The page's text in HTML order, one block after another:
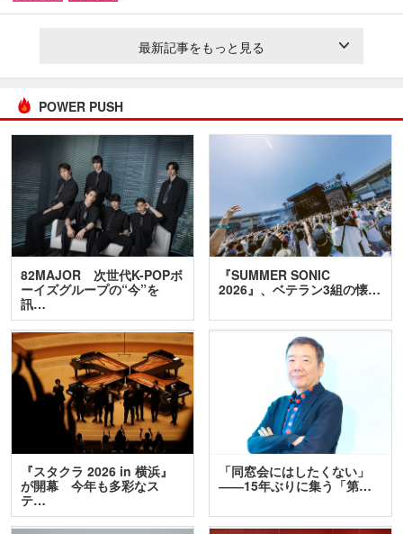
最新記事をもっと見る
POWER PUSH
82MAJOR 次世代K-POPボ
ーイズグループの“今”を
訊…
『SUMMER SONIC
2026』、ベテラン3組の懐…
『スタクラ 2026 in 横浜』
が開幕 今年も多彩なス
テ…
「同窓会にはしたくない」
――15年ぶりに集う「第…